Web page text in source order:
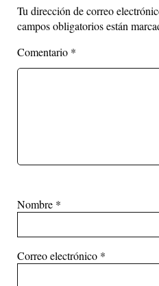
Tu dirección de correo
campos obligatorios están
Comentario *
Nombre *
Correo electrónico *